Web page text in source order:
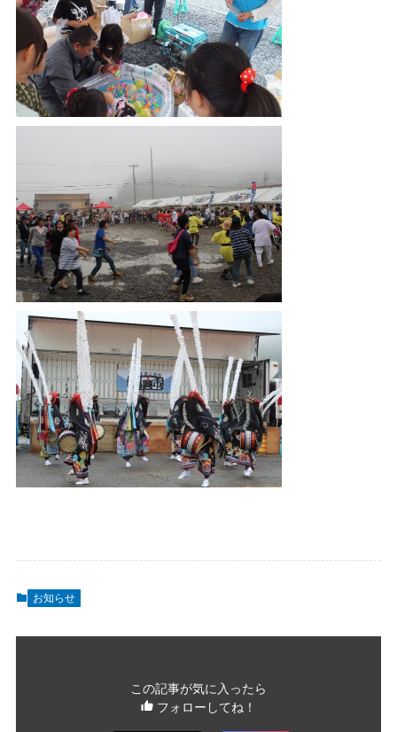
お知らせ
この記事が気に入ったら
フォローしてね！